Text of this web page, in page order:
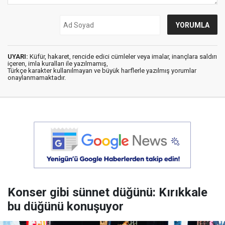
UYARI: Küfür, hakaret, rencide edici cümleler veya imalar, inançlara saldırı
içeren, imla kuralları ile yazılmamış,
Türkçe karakter kullanılmayan ve büyük harflerle yazılmış yorumlar
onaylanmamaktadır.
Konser gibi sünnet düğünü: Kırıkkale
bu düğünü konuşuyor